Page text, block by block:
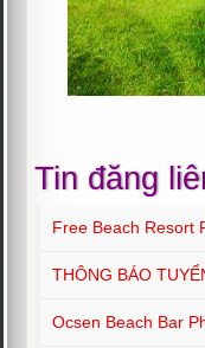
Tin đăng
Free Beach Resort
THÔNG BÁO
Ocsen Beach Bar